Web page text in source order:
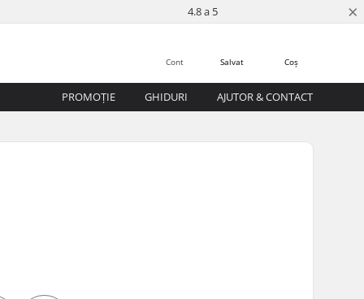
4.8 a 5 ×
Coș
Salvat
Cont
PROMOȚIE GHIDURI AJUTOR & CONTACT